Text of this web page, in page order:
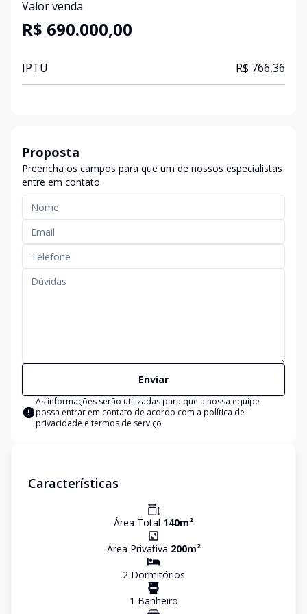
Valor venda
R$ 690.000,00
IPTU R$ 766,36
Proposta
Preencha os campos para que um de nossos especialistas
entre em contato
Enviar
As informações serão utilizadas para que a nossa equipe
possa entrar em contato de acordo com a política de
privacidade e termos de serviço
Características
Área Total 140m²
Área Privativa 200m²
2Dormitórios
1 Banheiro